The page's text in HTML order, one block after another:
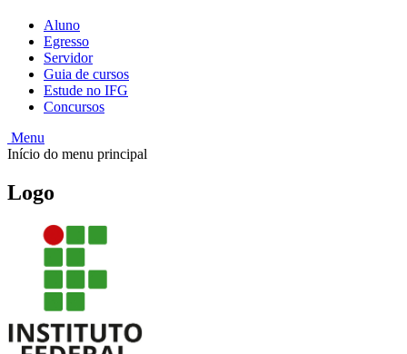
Aluno
Egresso
Servidor
Guia de cursos
Estude no IFG
Concursos
Menu
Início do menu principal
Logo